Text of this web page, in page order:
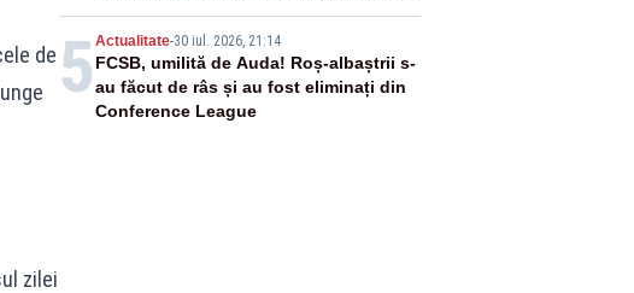
de
zilei
la sol
5 Actualitate-30 iul. 2026, 21:14
FCSB, umilită de Auda! Roș-albaștrii s-
au făcut de râs și au fost eliminați din
Conference League